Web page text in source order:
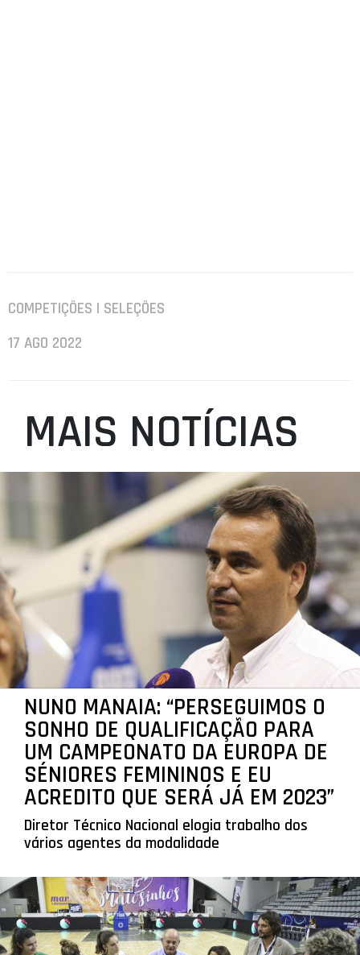
COMPETIÇÕES | SELEÇÕES
17 AGO 2022
MAIS NOTÍCIAS
NUNO MANAIA: “PERSEGUIMOS O
SONHO DE QUALIFICAÇÃO PARA
UM CAMPEONATO DA EUROPA DE
SÉNIORES FEMININOS E EU
ACREDITO QUE SERÁ JÁ EM 2023”
Diretor Técnico Nacional elogia trabalho dos
vários agentes da modalidade